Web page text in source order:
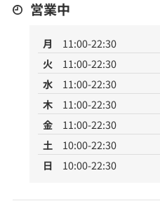
営業中
月
11:00-22:30
火
11:00-22:30
水
11:00-22:30
木
11:00-22:30
金
11:00-22:30
土
10:00-22:30
日
10:00-22:30